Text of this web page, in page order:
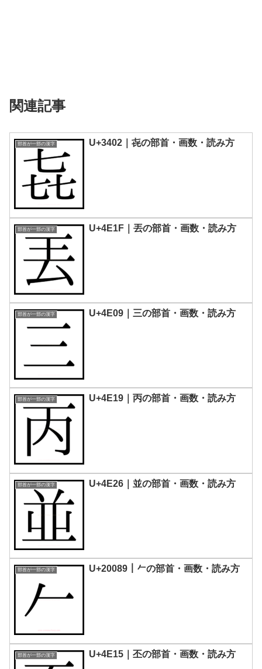
関連記事
部首が一部の漢字 U+3402｜㐂の部首・画数・読み方
部首が一部の漢字 U+4E1F｜丟の部首・画数・読み方
部首が一部の漢字 U+4E09｜三の部首・画数・読み方
部首が一部の漢字 U+4E19｜丙の部首・画数・読み方
部首が一部の漢字 U+4E26｜並󠄃の部首・画数・読み方
部首が一部の漢字 U+20089｜𠂉の部首・画数・読み方
部首が一部の漢字 U+4E15｜丕の部首・画数・読み方